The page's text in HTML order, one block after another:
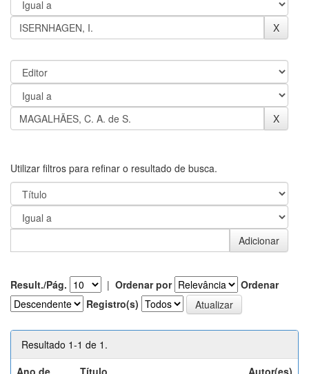
Utilizar filtros para refinar o resultado de busca.
Result./Pág. | Ordenar por
Ordenar
Registro(s)
Resultado 1-1 de 1.
Ano de
Título Autor(es)